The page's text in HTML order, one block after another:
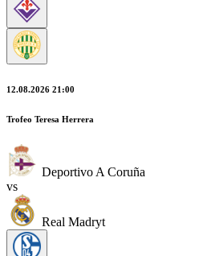
12.08.2026 21:00
Trofeo Teresa Herrera
Deportivo A Coruña
vs
Real Madryt